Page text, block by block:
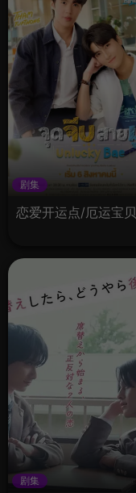
剧集
恋爱开运点/厄运宝贝
剧集